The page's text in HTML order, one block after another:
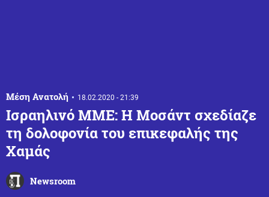
Μέση Ανατολή 18.02.2020 - 21:39
Ισραηλινό ΜΜΕ: Η Μοσάντ σχεδίαζε
τη δολοφονία του επικεφαλής της
Χαμάς
Newsroom